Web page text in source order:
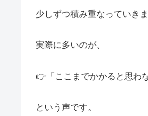
少しずつ積み重なっていきま
実際に多いのが、
👉「ここまでかかると思わ
という声です。